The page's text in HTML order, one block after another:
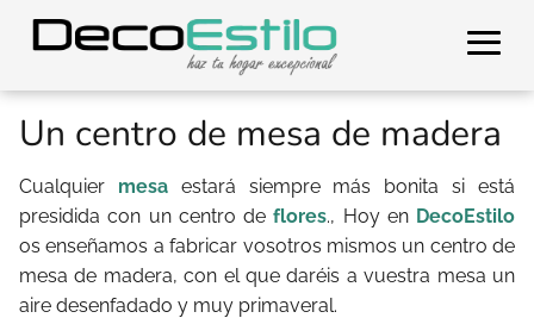
Un centro de mesa de madera
Cualquier mesaestará siempre más bonita si está
presidida con un centro deflores., Hoy en DecoEstilo
os enseñamos a fabricar vosotros mismos un centro de
mesa de madera, con el que daréis a vuestra mesa un
aire desenfadado y muy primaveral.